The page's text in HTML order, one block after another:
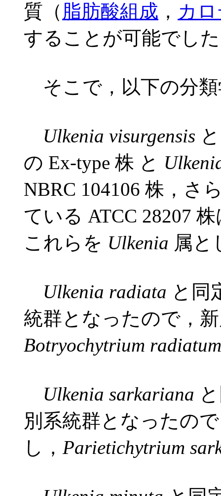
質（ 脂肪酸組成 ， カ
することが可能でし
そこで，以下の分
Ulkenia visurgensis
の Ex-type 株 と
NBRC 104106 株，さ
ている ATCC 28207
これらを Ulkenia 属と
Ulkenia radiata と同
統群となったので，
Botryochytrium radiatum
Ulkenia sarkariana
別系統群となったの
し， Parietichytrium